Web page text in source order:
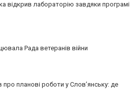
відкрив лабораторію завдяки програмі
Рада ветеранів війни
планові роботи у Слов’янську: де